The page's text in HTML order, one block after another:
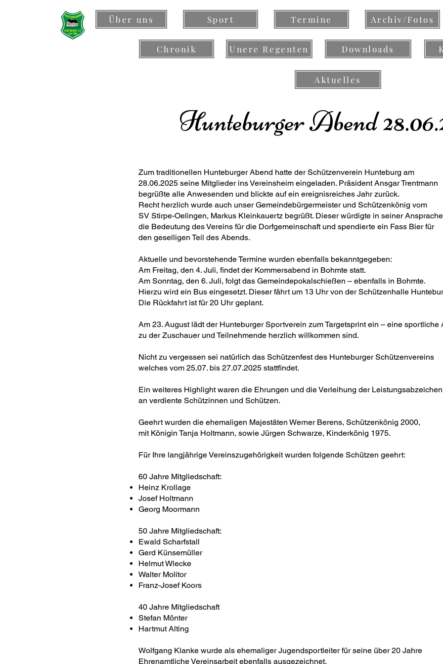
Über uns Sport Termine Archiv/Fotos
Chronik Unere Regenten Downloads
Aktuelles
Hunteburger Abend
Zum traditionellen Hunteburger Abend hatte der Schützenverein Hunteburg am
28.06.2025 seine Mitglieder ins Vereinsheim eingeladen. Präsident Ansgar Trentmann
begrüßte alle Anwesenden und blickte auf ein ereignisreiches Jahr zurück.
Recht herzlich wurde auch unser Gemeindebürgermeister und Schützenkönig vom
SV Stirpe-Oelingen, Markus Kleinkauertz begrüßt. Dieser würdigte in seiner Ansprache
die Bedeutung des Vereins für die Dorfgemeinschaft und spendierte ein Fass Bier für
den geselligen Teil des Abends.
Aktuelle und bevorstehende Termine wurden ebenfalls bekanntgegeben:
Am Freitag, den 4. Juli, findet der Kommersabend in Bohmte statt.
Am Sonntag, den 6. Juli, folgt das Gemeindepokalschießen – ebenfalls in Bohmte.
Hierzu wird ein Bus eingesetzt. Dieser fährt um 13 Uhr von der Schützenhalle
Die Rückfahrt ist für 20 Uhr geplant.
Am 23. August lädt der Hunteburger Sportverein zum Targetsprint ein – eine sportliche
zu der Zuschauer und Teilnehmende herzlich willkommen sind.
Nicht zu vergessen sei natürlich das Schützenfest des Hunteburger Schützenvereins
welches vom 25.07. bis 27.07.2025 stattfindet.
Ein weiteres Highlight waren die Ehrungen und die Verleihung der Leistungsabzeichen
an verdiente Schützinnen und Schützen.
Geehrt wurden die ehemaligen Majestäten Werner Berens, Schützenkönig 2000,
mit Königin Tanja Holtmann, sowie Jürgen Schwarze, Kinderkönig 1975.
Für Ihre langjährige Vereinszugehörigkeit wurden folgende Schützen geehrt:
60 Jahre Mitgliedschaft:
Heinz Krollage
Josef Holtmann
Georg Moormann
50 Jahre Mitgliedschaft:
Ewald Scharfstall
Gerd Künsemüller
Helmut Wlecke
Walter Molitor
Franz-Josef Koors
40 Jahre Mitgliedschaft
Stefan Mönter
Hartmut Alting
Wolfgang Klanke wurde als ehemaliger Jugendsportleiter für seine über 20 Jahre
Ehrenamtliche Vereinsarbeit ebenfalls ausgezeichnet.